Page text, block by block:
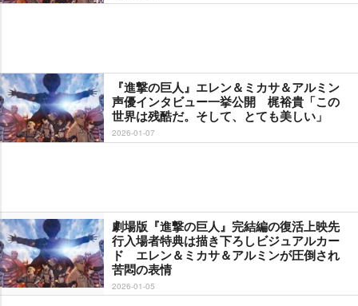
『進撃の巨人』エレン＆ミカサ＆アルミン
声優インタビュー一挙公開 梶裕貴「この
世界は残酷だ。そして、とても美しい」
2026-01-07
劇場版『進撃の巨人』完結編の復活上映先
行入場者特典は描き下ろしビジュアルカー
ド エレン＆ミカサ＆アルミンが圧倒され
苦悶の表情
2026-01-05